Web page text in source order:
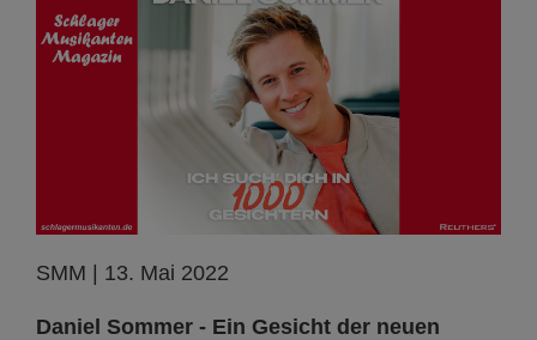
SMM | 13. Mai 2022
Daniel Sommer - Ein Gesicht der neuen